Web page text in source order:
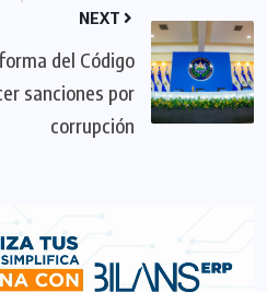
NEXT
del Código
sanciones por
corrupción